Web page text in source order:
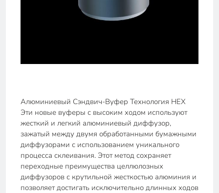
Алюминиевый Сэндвич-Вуфер Технология HEX
Эти новые вуферы с высоким ходом используют
жесткий и легкий алюминиевый диффузор,
зажатый между двумя обработанными бумажными
диффузорами с использованием уникального
процесса склеивания. Этот метод сохраняет
переходные преимущества целлюлозных
диффузоров с крутильной жесткостью алюминия и
позволяет достигать исключительно длинных ходов